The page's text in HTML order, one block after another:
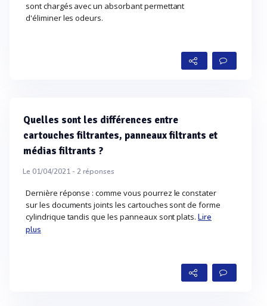
sont chargés avec un absorbant permettant
d'éliminer les odeurs.
Quelles sont les différences entre
cartouches filtrantes, panneaux filtrants et
médias filtrants ?
Le 01/04/2021 -2réponses
Dernière réponse : comme vous pourrez le constater
sur les documents joints les cartouches sont de forme
cylindrique tandis que les panneaux sont plats.Lire
plus